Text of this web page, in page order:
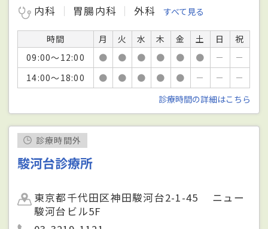
内科
胃腸内科 外科 すべて見る
時間 月 火 水 木 金 土 日
祝
09:00～12:00
● ● ● ● ● ● －
－
14:00～18:00
● ● ● ● ● － －
－
診療時間の詳細はこちら
診療時間外
駿河台診療所
東京都千代田区神田駿河台2-1-45 ニュー
駿河台ビル5F